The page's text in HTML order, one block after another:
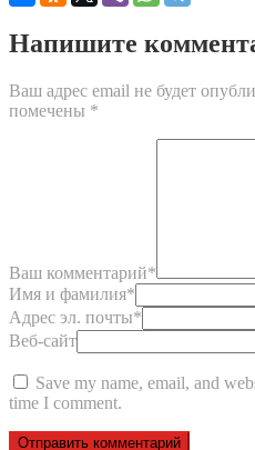
Напишите
Ваш адрес email не будет
помечены *
Ваш комментарий*
Имя и фамилия*
Адрес эл. почты*
Веб-сайт
Save my name, email, and
time I comment.